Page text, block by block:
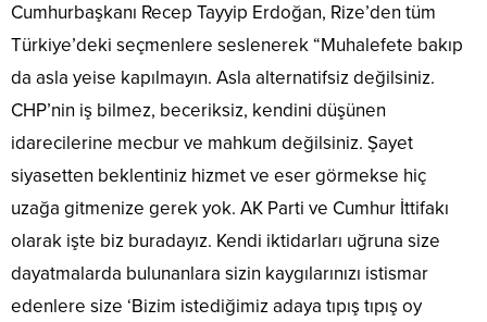
Cumhurbaşkanı Recep Tayyip Erdoğan, Rize’den tüm
Türkiye’deki seçmenlere seslenerek “Muhalefete bakıp
da asla yeise kapılmayın. Asla alternatifsiz değilsiniz.
CHP’nin iş bilmez, beceriksiz, kendini düşünen
idarecilerine mecbur ve mahkum değilsiniz. Şayet
siyasetten beklentiniz hizmet ve eser görmekse hiç
uzağa gitmenize gerek yok. AK Parti ve Cumhur İttifakı
olarak işte biz buradayız. Kendi iktidarları uğruna size
dayatmalarda bulunanlara sizin kaygılarınızı istismar
edenlere size ‘Bizim istediğimiz adaya tıpış tıpış oy